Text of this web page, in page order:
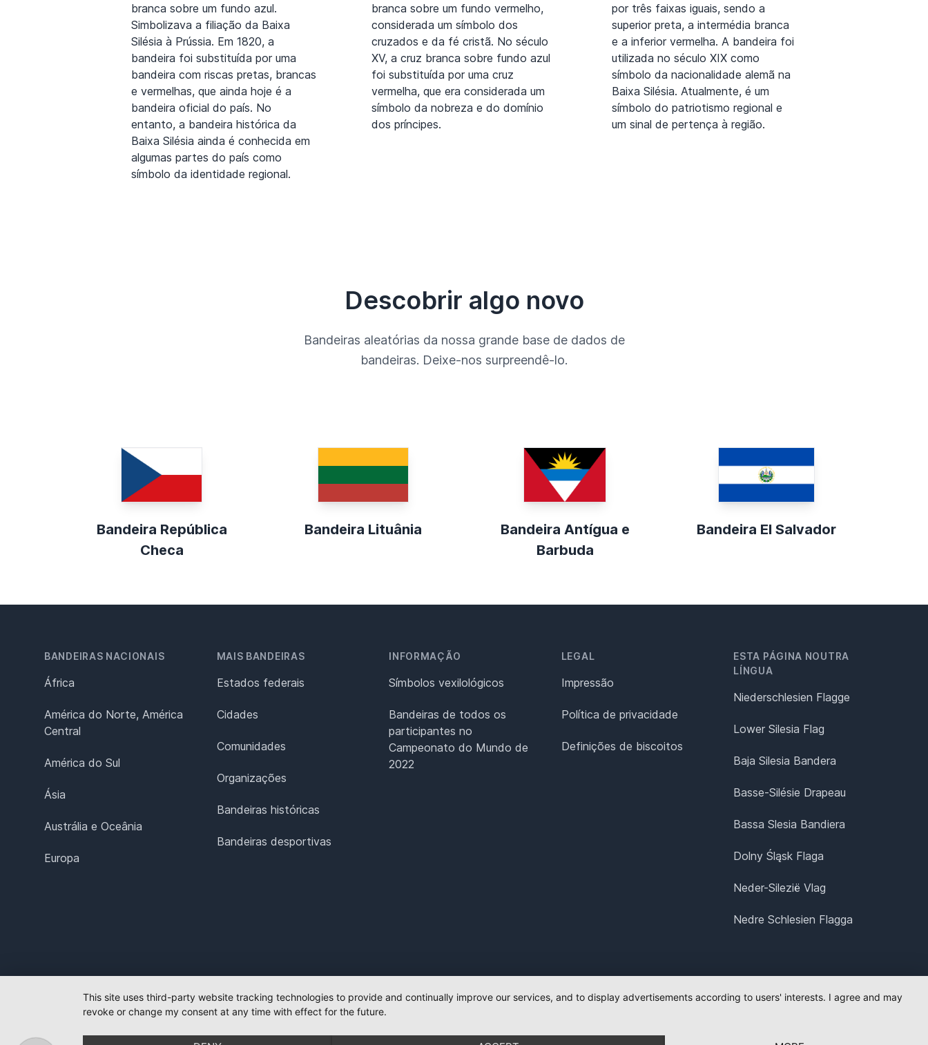
branca sobre um fundo azul.
Simbolizava a filiação da Baixa
Silésia à Prússia. Em 1820, a
bandeira foi substituída por uma
bandeira com riscas pretas, brancas
e vermelhas, que ainda hoje é a
bandeira oficial do país. No
entanto, a bandeira histórica da
Baixa Silésia ainda é conhecida em
algumas partes do país como
símbolo da identidade regional.
branca sobre um fundo vermelho,
considerada um símbolo dos
cruzados e da fé cristã. No século
XV, a cruz branca sobre fundo azul
foi substituída por uma cruz
vermelha, que era considerada um
símbolo da nobreza e do domínio
dos príncipes.
por três faixas iguais, sendo a
superior preta, a intermédia branca
e a inferior vermelha. A bandeira foi
utilizada no século XIX como
símbolo da nacionalidade alemã na
Baixa Silésia. Atualmente, é um
símbolo do patriotismo regional e
um sinal de pertença à região.
Descobrir algo novo
Bandeiras aleatórias da nossa grande base de dados de
bandeiras. Deixe-nos surpreendê-lo.
Bandeira República
Checa
Bandeira Lituânia
Bandeira Antígua e
Barbuda
Bandeira El Salvador
BANDEIRAS NACIONAIS
África
América do Norte, América
Central
América do Sul
Ásia
Austrália e Oceânia
Europa
MAIS BANDEIRAS
Estados federais
Cidades
Comunidades
Organizações
Bandeiras históricas
Bandeiras desportivas
INFORMAÇÃO
Símbolos vexilológicos
Bandeiras de todos os
participantes no
Campeonato do Mundo de
2022
LEGAL
Impressão
Política de privacidade
Definições de biscoitos
ESTA PÁGINA NOUTRA
LÍNGUA
Niederschlesien Flagge
Lower Silesia Flag
Baja Silesia Bandera
Basse-Silésie Drapeau
Bassa Slesia Bandiera
Dolny Śląsk Flaga
Neder-Silezië Vlag
Nedre Schlesien Flagga
This site uses third-party website tracking technologies to provide and continually improve our services, and to display advertisements according to users' interests. I agree and may
revoke or change my consent at any time with effect for the future.